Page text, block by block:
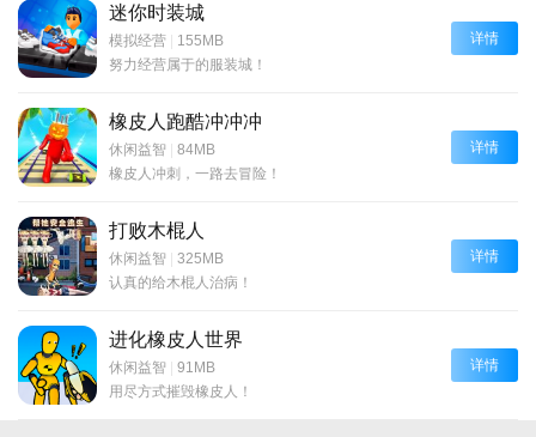
迷你时装城
模拟经营 | 155MB
努力经营属于的服装城！
详情
橡皮人跑酷冲冲冲
休闲益智 | 84MB
橡皮人冲刺，一路去冒险！
详情
打败木棍人
休闲益智 | 325MB
认真的给木棍人治病！
详情
进化橡皮人世界
休闲益智 | 91MB
用尽方式摧毁橡皮人！
详情